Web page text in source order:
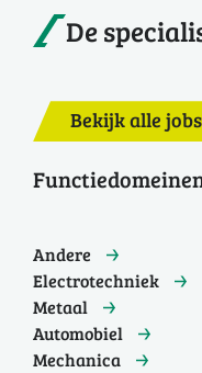
De
Bekijk alle jobs
Andere
Electrotechniek
Metaal
Automobiel
Mechanica